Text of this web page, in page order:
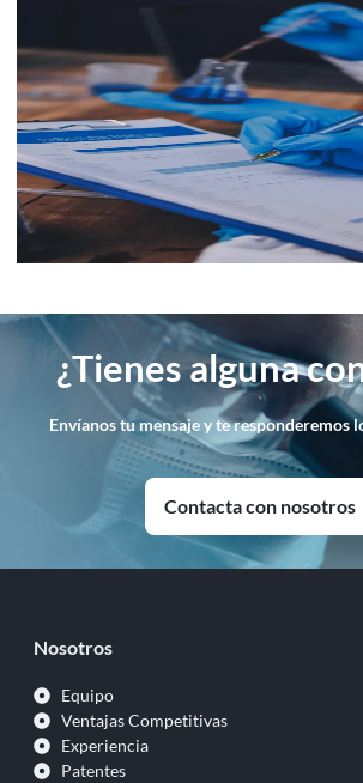
¿Tienes alguna
Envíanos tu mensaje y te responderemos
Contacta con nosotros
Nosotros
Equipo
Ventajas Competitivas
Experiencia
Patentes